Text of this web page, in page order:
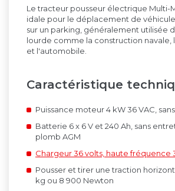
Le tracteur pousseur électrique Multi-
idale pour le déplacement de
sur un parking, généralement utilisée
lourde comme la construction navale,
et l'automobile.
Caractéristique
Puissance moteur 4 kW 36 VAC,
Batterie 6 x 6 V et 240 Ah, sans
plomb AGM
Chargeur 36 volts, haute fréquence
Pousser et tirer une traction
kg ou 8 900 Newton